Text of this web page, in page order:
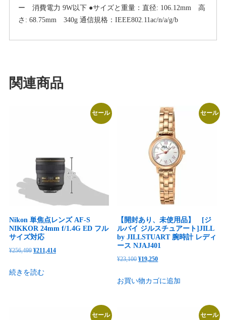
ー 消費電力 9W以下 ●サイズと重量：直径: 106.12mm 高
さ: 68.75mm 340g 通信規格：IEEE802.11ac/n/a/g/b
関連商品
セール
Nikon 単焦点レンズ AF-S
NIKKOR 24mm f/1.4G ED フル
サイズ対応
¥256,499 元
価
¥211,414現
続きを読む
セール
【開封あり、未使用品】 [ジ
ルバイ ジルスチュアート]JILL
by JILLSTUART 腕時計 レディ
ース NJAJ401
¥23,100 元
価
¥19,250現
の
お買い物カゴに追加
セール セール